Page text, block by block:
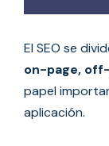
El SEO se
on-page,
papel
aplicación.